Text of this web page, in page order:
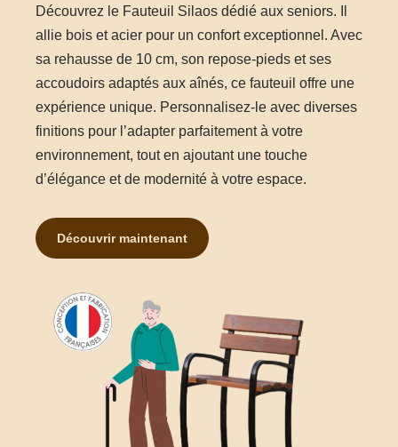
Découvrez le Fauteuil Silaos dédié aux seniors. Il
allie bois et acier pour un confort exceptionnel. Avec
sa rehausse de 10 cm, son repose-pieds et ses
accoudoirs adaptés aux aînés, ce fauteuil offre une
expérience unique. Personnalisez-le avec diverses
finitions pour l’adapter parfaitement à votre
environnement, tout en ajoutant une touche
d’élégance et de modernité à votre espace.
Découvrir maintenant